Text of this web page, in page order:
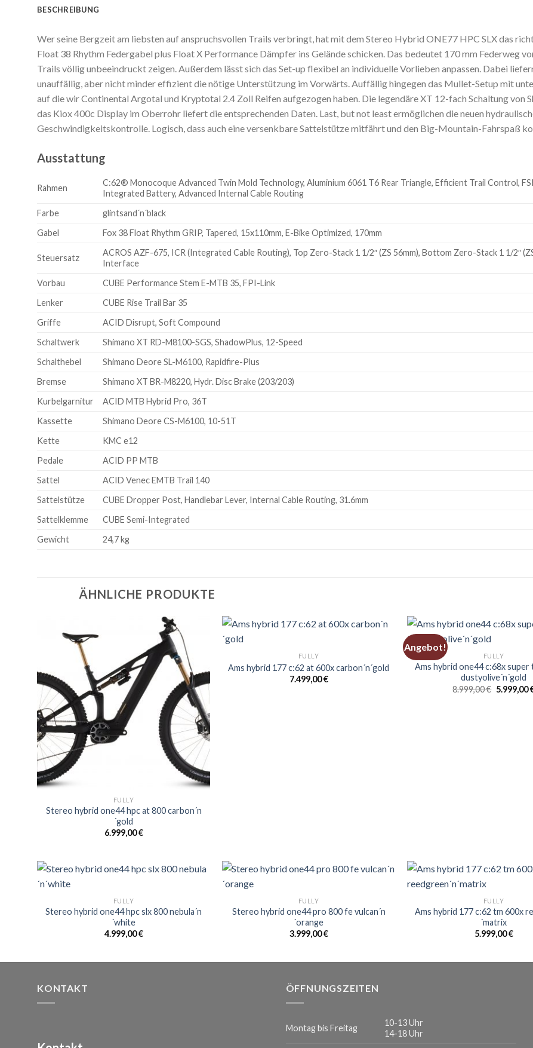
BESCHREIBUNG
Wer seine Bergzeit am liebsten auf anspruchsvollen Trails verbringt, hat mit dem Stereo Hybrid ONE77 HPC SLX das
Float 38 Rhythm Federgabel plus Float X Performance Dämpfer ins Gelände schicken. Das bedeutet 170 mm Federweg
Trails völlig unbeeindruckt zeigen. Außerdem lässt sich das Set-up flexibel an individuelle Vorlieben anpassen. Dabei
unauffällig, aber nicht minder effizient die nötige Unterstützung im Vorwärts. Auffällig hingegen das Mullet-Setup mit
auf die wir Continental Argotal und Kryptotal 2.4 Zoll Reifen aufgezogen haben. Die legendäre XT 12-fach Schaltung
das Kiox 400c Display im Oberrohr liefert die entsprechenden Daten. Last, but not least ermöglichen die neuen
Geschwindigkeitskontrolle. Logisch, dass auch eine versenkbare Sattelstütze mitfährt und den Big-Mountain-Fahrspaß
Ausstattung
Rahmen
C:62® Monocoque Advanced Twin Mold Technology, Aluminium 6061 T6 Rear Triangle, Efficient Trail Control,
Integrated Battery, Advanced Internal Cable Routing
Farbe
glintsand´n´black
Gabel
Fox 38 Float Rhythm GRIP, Tapered, 15x110mm, E-Bike Optimized, 170mm
Steuersatz
ACROS AZF-675, ICR (Integrated Cable Routing), Top Zero-Stack 1 1/2″ (ZS 56mm), Bottom Zero-Stack 1 1/2″
Interface
Vorbau
CUBE Performance Stem E-MTB 35, FPI-Link
Lenker
CUBE Rise Trail Bar 35
Griffe
ACID Disrupt, Soft Compound
Schaltwerk
Shimano XT RD-M8100-SGS, ShadowPlus, 12-Speed
Schalthebel
Shimano Deore SL-M6100, Rapidfire-Plus
Bremse
Shimano XT BR-M8220, Hydr. Disc Brake (203/203)
Kurbelgarnitur
ACID MTB Hybrid Pro, 36T
Kassette
Shimano Deore CS-M6100, 10-51T
Kette
KMC e12
Pedale
ACID PP MTB
Sattel
ACID Venec EMTB Trail 140
Sattelstütze
CUBE Dropper Post, Handlebar Lever, Internal Cable Routing, 31.6mm
Sattelklemme
CUBE Semi-Integrated
Gewicht
24,7 kg
ÄHNLICHE PRODUKTE
FULLY
Stereo hybrid one44 hpc at 800 carbon´n
´gold
6.999,00€
FULLY
Ams hybrid 177 c:62 at 600x carbon´n´gold
7.499,00€
Angebot!
FULLY
Ams hybrid one44 c:68x super
dustyolive´n´gold
8.999,00€ 5.999,00
FULLY
Stereo hybrid one44 hpc slx 800 nebula´n
´white
4.999,00€
FULLY
Stereo hybrid one44 pro 800 fe vulcan´n
´orange
3.999,00€
FULLY
Ams hybrid 177 c:62 tm 600x
´matrix
5.999,00€
KONTAKT ÖFFNUNGSZEITEN
Montag bis Freitag
10-13 Uhr
14-18 Uhr